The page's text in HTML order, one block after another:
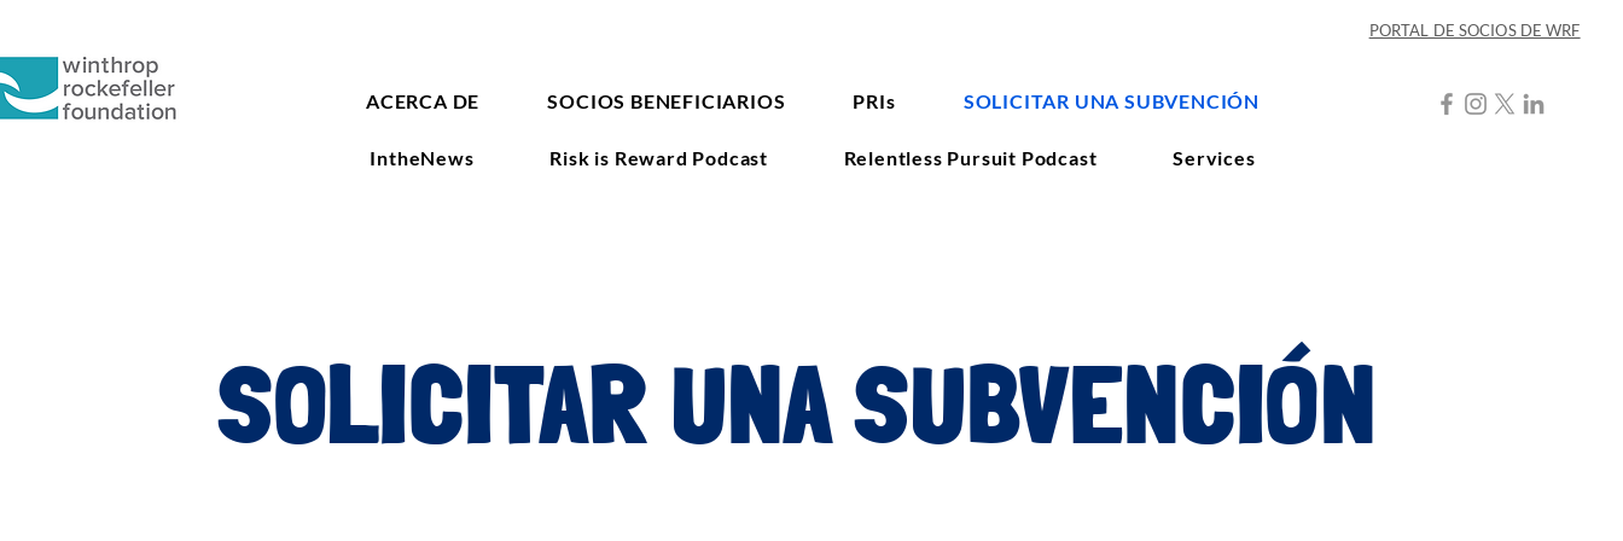
PORTAL DE SOCIOS DE WRF
ACERCA DE SOCIOS BENEFICIARIOS PRIs SOLICITAR UNA SUBVENCIÓN
IntheNews Risk is Reward Podcast Relentless Pursuit Podcast Services
SOLICITAR UNA SUBVENCIÓN